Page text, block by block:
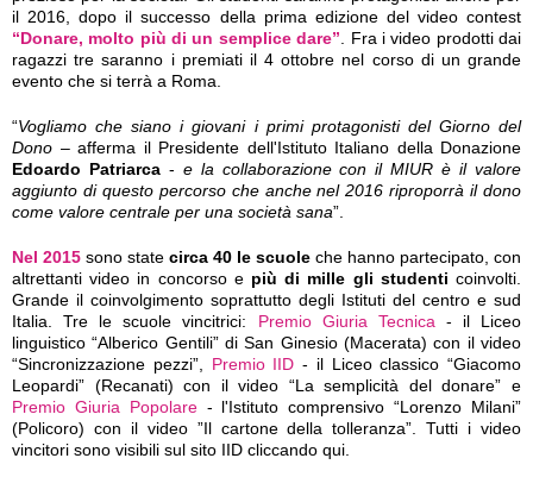
il 2016, dopo il successo della prima edizione del video contest
“Donare, molto più di un semplice dare”. Fra i video prodotti dai
ragazzi tre saranno i premiati il 4 ottobre nel corso di un grande
evento che si terrà a Roma.
“Vogliamo che siano i giovani i primi protagonisti del Giorno del
Dono – afferma il Presidente dell'Istituto Italiano della Donazione
Edoardo Patriarca- e la collaborazione con il MIUR è il valore
aggiunto di questo percorso che anche nel 2016 riproporrà il dono
come valore centrale per una società sana”.
Nel 2015 sono state circa 40 le scuole che hanno partecipato, con
altrettanti video in concorso e più di mille gli studenti coinvolti.
Grande il coinvolgimento soprattutto degli Istituti del centro e sud
Italia. Tre le scuole vincitrici: Premio Giuria Tecnica- il Liceo
linguistico “Alberico Gentili” di San Ginesio (Macerata) con il video
“Sincronizzazione pezzi”, Premio IID - il Liceo classico “Giacomo
Leopardi” (Recanati) con il video “La semplicità del donare” e
Premio Giuria Popolare- l'Istituto comprensivo “Lorenzo Milani”
(Policoro) con il video ”Il cartone della tolleranza”. Tutti i video
vincitori sono visibili sul sito IID cliccando qui.